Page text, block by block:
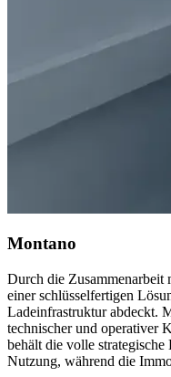
Montano
Durch die
einer schlüsselfertigen
Ladeinfrastruktur abdeckt.
technischer und operativer
behält die volle
Nutzung, während die